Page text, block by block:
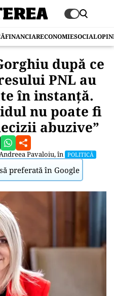
FINANCIARECONOMIESOCIAL
după ce
PNL au
în instanță.
nu poate fi
abuzive”
Pavaloiu, în POLITICĂ
preferată în Google